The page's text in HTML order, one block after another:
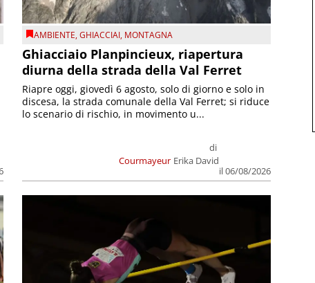
AMBIENTE,GHIACCIAI, MONTAGNA
Ghiacciaio Planpincieux, riapertura
diurna della strada della Val Ferret
Courmayeur
di
Erika David
il 06/08/2026
Riapre oggi, giovedì 6 agosto, solo di giorno e solo in
discesa, la strada comunale della Val Ferret; si riduce
lo scenario di rischio, in movimento u...